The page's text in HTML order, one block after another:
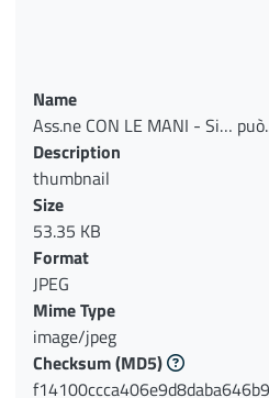
Name
Ass.ne CON LE MANI - Si…
Description
thumbnail
Size
53.35 KB
Format
JPEG
Mime Type
image/jpeg
Checksum(MD5)